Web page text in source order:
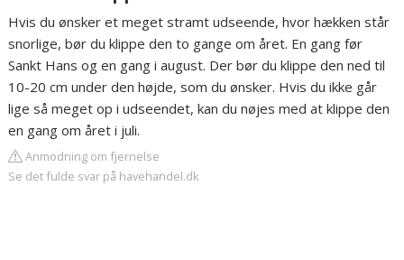
Hvis du ønsker et meget stramt udseende, hvor hækken står
snorlige, bør du klippe den to gange om året. En gang før
Sankt Hans og en gang i august. Der bør du klippe den ned til
10-20 cm under den højde, som du ønsker. Hvis du ikke går
lige så meget op i udseendet, kan du nøjes med at klippe den
en gang om året i juli.
Anmodning om fjernelse
Se det fulde svar på havehandel.dk